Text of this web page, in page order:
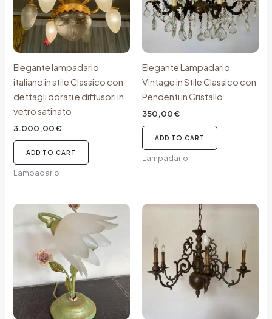
Elegante lampadario
italiano in stile Classico con
dettagli dorati e diffusori in
vetro satinato
3.000,00€
ADD TO CART
Lampadario
Elegante Lampadario
Vintage in Stile Classico con
Pendenti in Cristallo
350,00€
ADD TO CART
Lampadario